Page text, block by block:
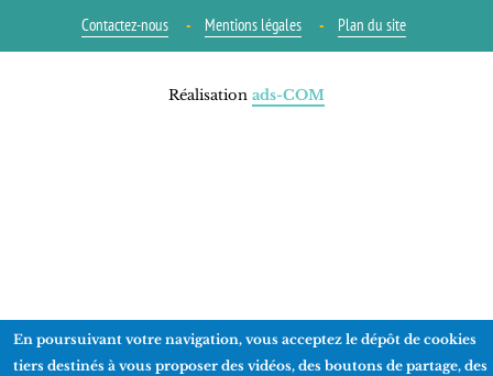
Contactez-nous Mentions légales Plan du site
Réalisation ads-COM
En poursuivant votre navigation, vous acceptez le dépôt de cookies
tiers destinés à vous proposer des vidéos, des boutons de partage, des